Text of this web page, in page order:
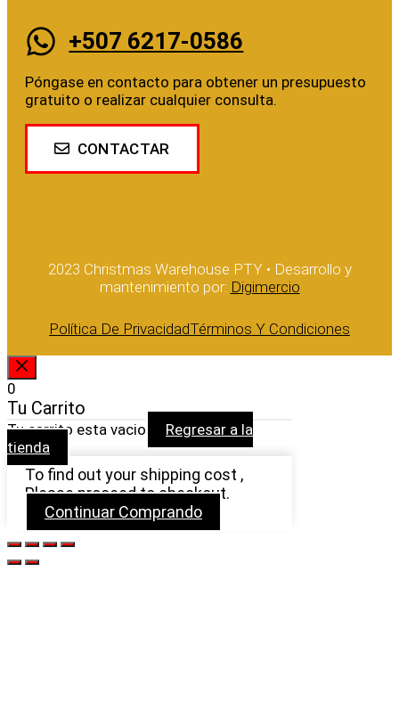
+507 6217-0586
Póngase en contacto para obtener un presupuesto
gratuito o realizar cualquier consulta.
CONTACTAR
2023 Christmas Warehouse PTY • Desarrollo y
mantenimiento por: Digimercio
Política De PrivacidadTérminos Y Condiciones
CERRAR
0
Tu Carrito
Tu carrito esta vacio
Regresar a la
tienda
To find out your shipping cost ,
Please proceed to checkout.
Continuar Comprando